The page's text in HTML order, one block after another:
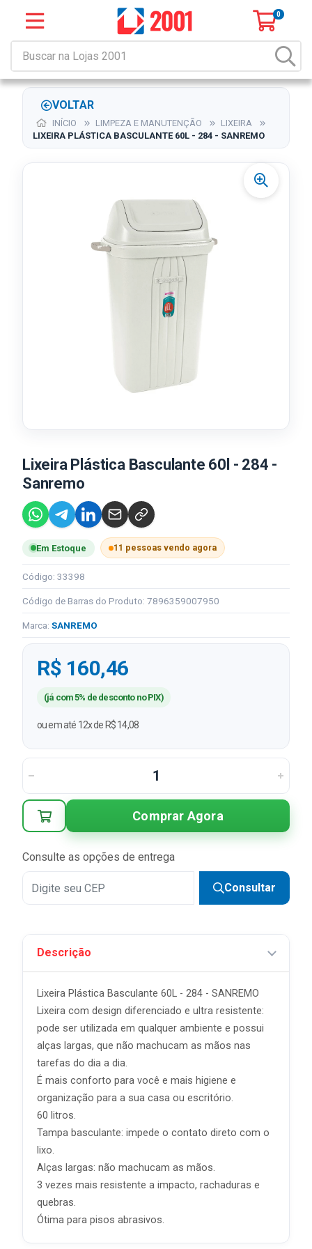
0
VOLTAR
INÍCIO LIMPEZA E MANUTENÇÃO
LIXEIRA
LIXEIRA PLÁSTICA BASCULANTE 60L - 284 - SANREMO
Lixeira Plástica Basculante 60l - 284 -
Sanremo
Em Estoque 11 pessoas vendo agora
Código: 33398
Código de Barras do Produto: 7896359007950
Marca: SANREMO
R$ 160,46
(já com 5% de desconto no PIX)
ou em até 12x de R$ 14,08
Comprar Agora
Consulte as opções de entrega
Consultar
Descrição
Lixeira Plástica Basculante 60L - 284 - SANREMO
Lixeira com design diferenciado e ultra resistente:
pode ser utilizada em qualquer ambiente e possui
alças largas, que não machucam as mãos nas
tarefas do dia a dia.
É mais conforto para você e mais higiene e
organização para a sua casa ou escritório.
60 litros.
Tampa basculante: impede o contato direto com o
lixo.
Alças largas: não machucam as mãos.
3 vezes mais resistente a impacto, rachaduras e
quebras.
Ótima para pisos abrasivos.